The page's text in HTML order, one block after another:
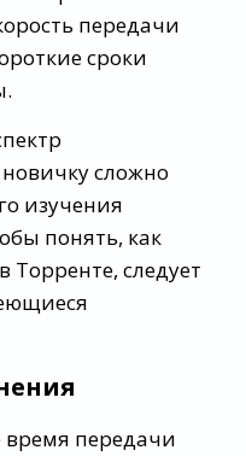
передачи
сроки
сложно
изучения
понять, как
Торренте, следует
передачи